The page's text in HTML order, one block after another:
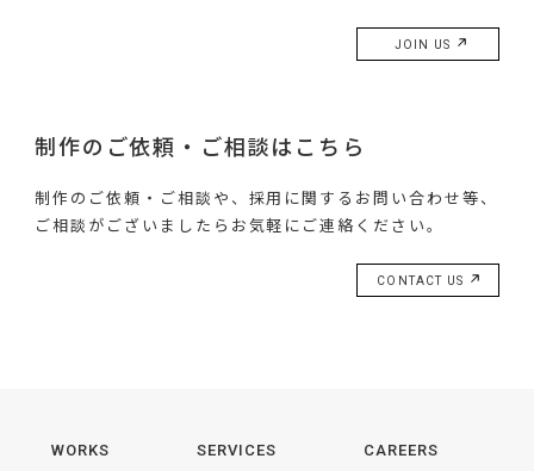
JOIN US
制作のご依頼・ご相談はこちら
制作のご依頼・ご相談や、採用に関するお問い合わせ等、
ご相談がございましたらお気軽にご連絡ください。
CONTACT US
WORKS SERVICES CAREERS